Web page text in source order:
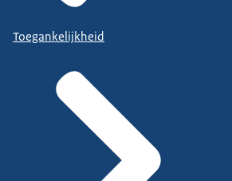
Toegankelijkheid